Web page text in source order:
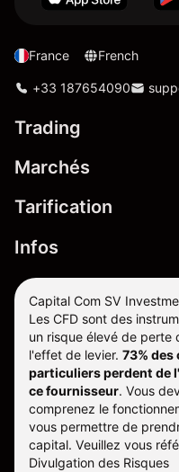
France French
+33 187654090
Trading
Marchés
Tarification
Infos
Capital Com SV
Les CFD sont des
un risque élevé de perte
l'effet de levier. 73%
particuliers perdent de
ce fournisseur. Vous
comprenez le
vous permettre de
capital. Veuillez vous
Divulgation des Risques